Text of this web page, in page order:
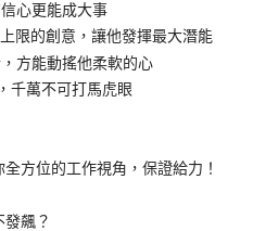
心更能成大事
的創意，讓他發揮最大潛能
能動搖他柔軟的心
萬不可打馬虎眼
位的工作視角，保證給力！
飆？